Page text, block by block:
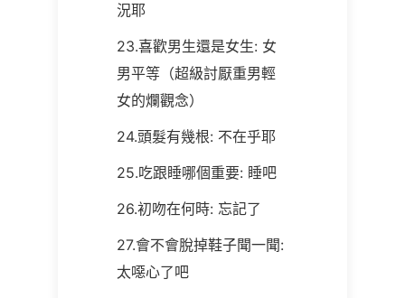
況耶
23.喜歡男生還是女生: 女
男平等（超級討厭重男輕
女的爛觀念）
24.頭髮有幾根: 不在乎耶
25.吃跟睡哪個重要: 睡吧
26.初吻在何時: 忘記了
27.會不會脫掉鞋子聞一聞:
太噁心了吧